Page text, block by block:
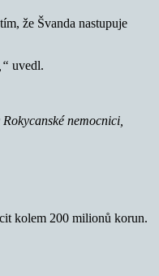
že Švanda nastupuje
uvedl.
nemocnici,
kolem 200 milionů korun.